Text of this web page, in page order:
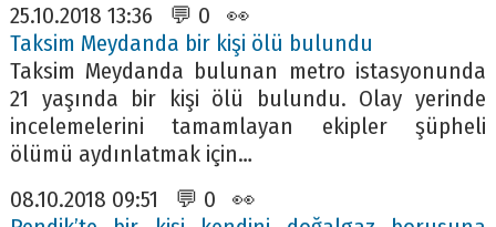
25.10.2018 13:36 💬 0 👀
Taksim Meydanda bir kişi ölü bulundu
Taksim Meydanda bulunan metro istasyonunda
21 yaşında bir kişi ölü bulundu. Olay yerinde
incelemelerini tamamlayan ekipler şüpheli
ölümü aydınlatmak için…
08.10.2018 09:51 💬 0 👀